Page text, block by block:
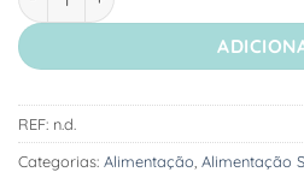
REF: n.d.
Categorias: Alimentação Alimentação